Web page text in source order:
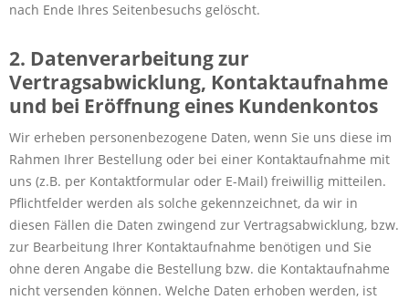
nach Ende Ihres Seitenbesuchs gelöscht.
2. Datenverarbeitung zur
Vertragsabwicklung, Kontaktaufnahme
und bei Eröffnung eines Kundenkontos
Wir erheben personenbezogene Daten, wenn Sie uns diese im
Rahmen Ihrer Bestellung oder bei einer Kontaktaufnahme mit
uns (z.B. per Kontaktformular oder E-Mail) freiwillig mitteilen.
Pflichtfelder werden als solche gekennzeichnet, da wir in
diesen Fällen die Daten zwingend zur Vertragsabwicklung, bzw.
zur Bearbeitung Ihrer Kontaktaufnahme benötigen und Sie
ohne deren Angabe die Bestellung bzw. die Kontaktaufnahme
nicht versenden können. Welche Daten erhoben werden, ist